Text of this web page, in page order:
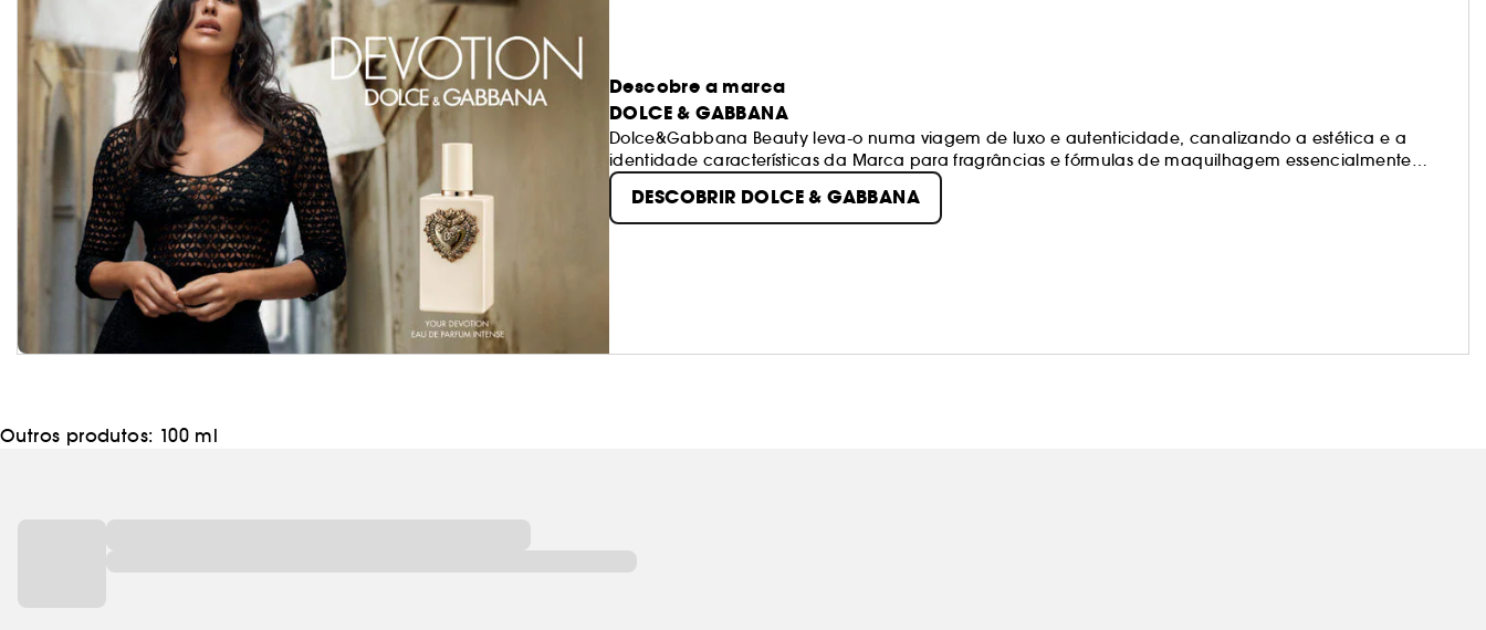
Descobre a marca
DOLCE & GABBANA
Dolce&Gabbana Beauty leva-o numa viagem de luxo e autenticidade, canalizando a estética e a
identidade características da Marca para fragrâncias e fórmulas de maquilhagem essencialmente
criativas que irradiam beleza.
DESCOBRIR DOLCE & GABBANA
Outros produtos: 100 ml